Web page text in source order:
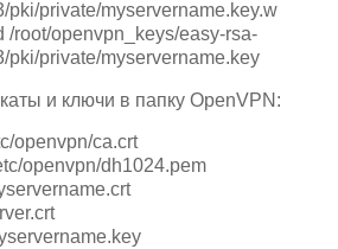
pki/private/myservername.key.w
/root/openvpn_keys/easy-rsa-
pki/private/myservername.key
и ключи в папку OpenVPN:
openvpn/ca.crt
openvpn/dh1024.pem